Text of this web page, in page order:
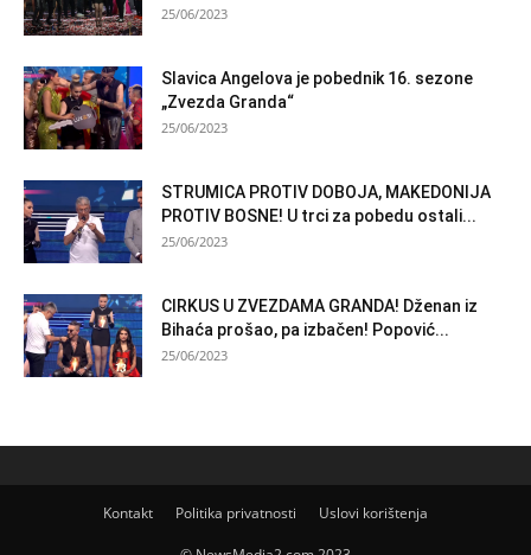
25/06/2023
Slavica Angelova je pobednik 16. sezone
„Zvezda Granda“
25/06/2023
STRUMICA PROTIV DOBOJA, MAKEDONIJA
PROTIV BOSNE! U trci za pobedu ostali...
25/06/2023
CIRKUS U ZVEZDAMA GRANDA! Dženan iz
Bihaća prošao, pa izbačen! Popović...
25/06/2023
Kontakt Politika privatnosti Uslovi korištenja